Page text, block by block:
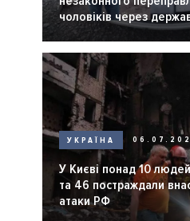
чоловіків через
кордон
УКРАЇНА
У Києві понад 10
та 46 постраждали
атаки РФ